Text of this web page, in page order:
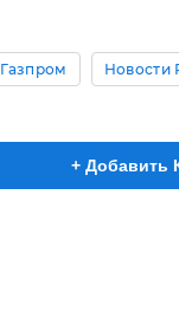
Газпром Новости
+ Добавить